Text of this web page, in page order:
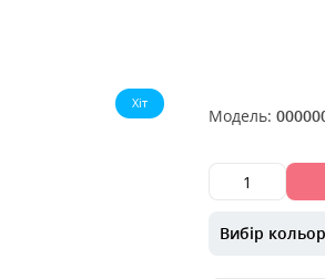
Хіт
Модель:
Вибір